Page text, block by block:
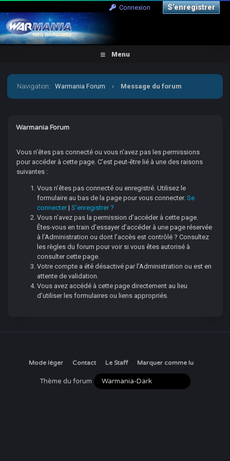
Connexion S’enregistrer
Menu
Navigation:Warmania Forum › Message du forum
Warmania Forum
Vous n’êtes pas connecté ou vous n’avez pas les permissions
pour accéder à cette page. C’est peut-être lié à une des raisons
suivantes :
Vous n’êtes pas connecté ou enregistré. Utilisez le
formulaire au bas de la page pour vous connecter.Se
connecter|S’enregistrer ?
Vous n’avez pas la permission d’accéder à cette page.
Êtes-vous en train d’essayer d’accéder à une page réservée
à l’Administration ou dont l’accès est contrôlé ? Consultez
les règles du forum pour voir si vous êtes autorisé à
consulter cette page.
Votre compte a été désactivé par l’Administration ou est en
attente de validation.
Vous avez accédé à cette page directement au lieu
d’utiliser les formulaires ou liens appropriés.
Mode léger Contact Le Staff Marquer comme lu
Thème du forum